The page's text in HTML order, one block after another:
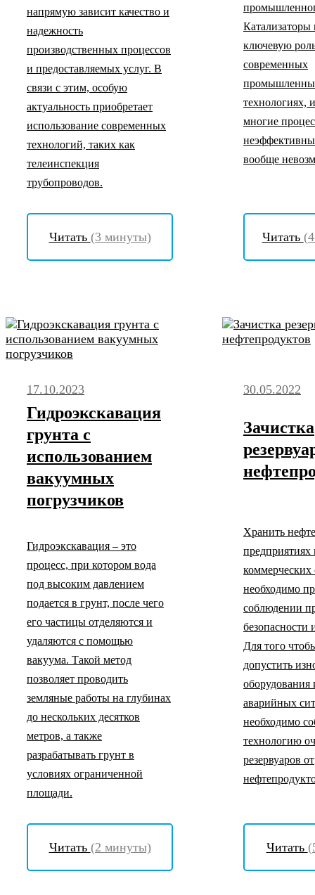
напрямую зависит качество и
надежность
производственных процессов
и предоставляемых услуг. В
связи с этим, особую
актуальность приобретает
использование современных
технологий, таких как
телеинспекция
трубопроводов.
Читать (3 минуты)
Катализаторы
ключевую
современных
технологиях,
многие
вообще
Читать
17.10.2023
Гидроэкскавация
грунта с
использованием
вакуумных
погрузчиков
Гидроэкскавация – это
процесс, при котором вода
под высоким давлением
подается в грунт, после чего
его частицы отделяются и
удаляются с помощью
вакуума. Такой метод
позволяет проводить
земляные работы на глубинах
до нескольких десятков
метров, а также
разрабатывать грунт в
условиях ограниченной
площади.
Читать (2 минуты)
30.05.2022
Зачистка
Хранить
предприятиях
коммерческих
необходимо
соблюдении
Для того
допустить
оборудования
аварийных
необходимо
технологию
резервуаров от
Читать